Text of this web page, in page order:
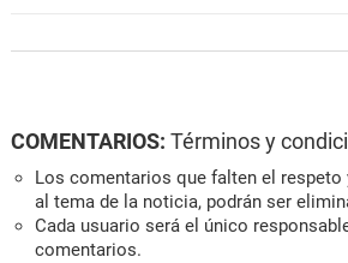
COMENTARIOS: Términos y
Los comentarios que falten el respeto
al tema de la noticia, podrán ser
Cada usuario será el único
comentarios.